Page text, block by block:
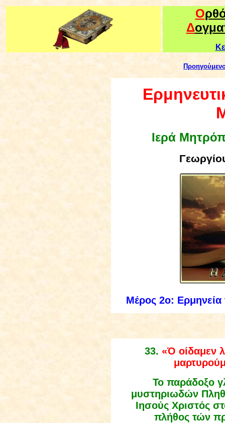
Ο
Δ
Ιερά
Μέρος 2ο: Ερμηνεία
33. «Ό οίδαμεν
Το παράδοξο
μυστηριωδών
Ιησούς Χριστός
πλήθος τών